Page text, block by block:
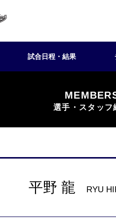
試合日程・結果
選手・スタッフ
平野 龍 RYU